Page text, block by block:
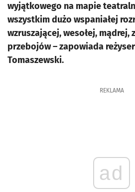
wyjątkowego na mapie
wszystkim dużo wspaniałej
wzruszającej, wesołej, mądrej,
przebojów – zapowiada
Tomaszewski.
REKLAMA
ad